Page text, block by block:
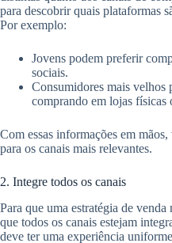
para descobrir quais plataformas
Por exemplo:
Jovens podem preferir
sociais.
Consumidores mais velhos
comprando em lojas físicas
Com essas informações em
para os canais mais relevantes.
2. Integre todos os canais
Para que uma estratégia de
que todos os canais estejam
deve ter uma experiência